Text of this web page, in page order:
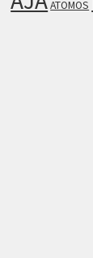
ATOMOS